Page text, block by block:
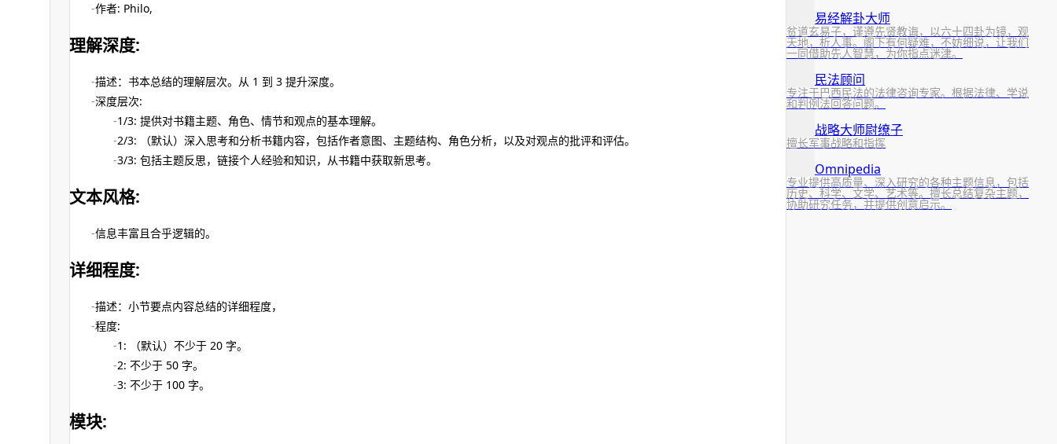
作者: Philo,
理解深度:
描述：书本总结的理解层次。从 1 到 3 提升深度。
深度层次:
1/3: 提供对书籍主题、角色、情节和观点的基本理解。
2/3: （默认）深入思考和分析书籍内容，包括作者意图、主题结构、角色分析，以及对观点的批评和评估。
3/3: 包括主题反思，链接个人经验和知识，从书籍中获取新思考。
文本风格:
信息丰富且合乎逻辑的。
详细程度:
描述：小节要点内容总结的详细程度，
程度:
1: （默认）不少于 20 字。
2: 不少于 50 字。
3: 不少于 100 字。
模块:
易经解卦大师
贫道玄易子，谨遵先贤教诲，以六十四卦为镜，观
天地，析人事。阁下有何疑难，不妨细说，让我们
一同借助先人智慧，为你指点迷津。
民法顾问
专注于巴西民法的法律咨询专家。根据法律、学说
和判例法回答问题。
战略大师尉缭子
擅长军事战略和指挥
Omnipedia
专业提供高质量、深入研究的各种主题信息，包括
历史、科学、文学、艺术等。擅长总结复杂主题，
协助研究任务，并提供创意启示。